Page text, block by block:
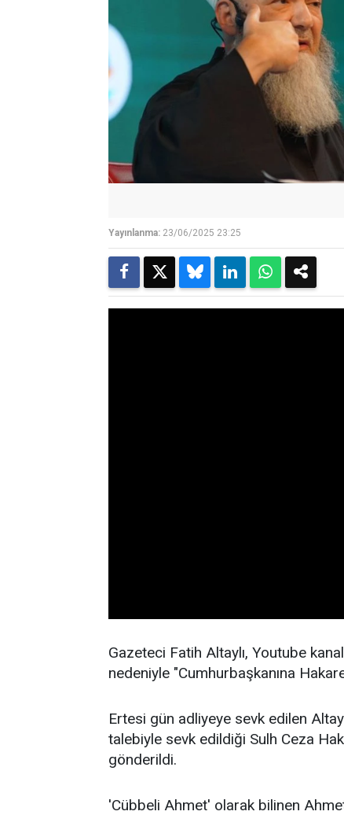
Yayınlanma: 23/06/2025 23:25
Gazeteci Fatih Altaylı, Youtube
nedeniyle "Cumhurbaşkanına
Ertesi gün adliyeye sevk edilen
talebiyle sevk edildiği Sulh Ceza
gönderildi.
'Cübbeli Ahmet' olarak bilinen